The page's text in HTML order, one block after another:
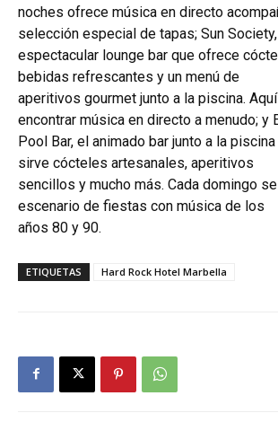
noches ofrece música en directo
selección especial de tapas; Sun Society,
espectacular lounge bar que ofrece
bebidas refrescantes y un menú de
aperitivos gourmet junto a la piscina.
encontrar música en directo a menudo; y
Pool Bar, el animado bar junto a la
sirve cócteles artesanales, aperitivos
sencillos y mucho más. Cada domingo
escenario de fiestas con música de los
años 80 y 90.
ETIQUETAS Hard Rock Hotel Marbella